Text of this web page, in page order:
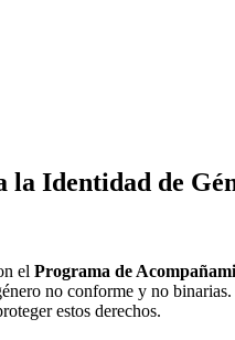
la Identidad de
el Programa de
no conforme y no
estos derechos.